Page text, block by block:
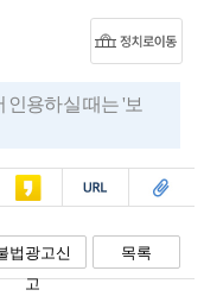
인용하실 때는 '보
카스 복사 스크랩
법광고신
고
목록